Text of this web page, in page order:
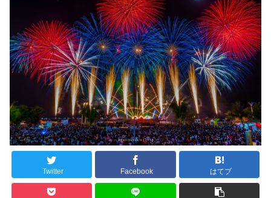
Twitter Facebook はてブ